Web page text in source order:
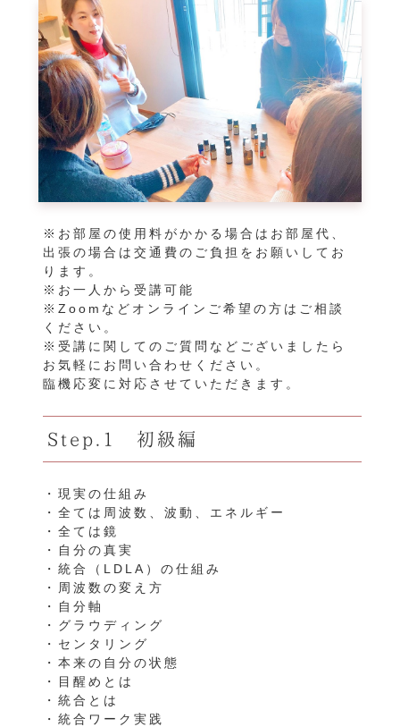
※お部屋の使用料がかかる場合はお部屋代、
出張の場合は交通費のご負担をお願いしてお
ります。
※お一人から受講可能
※Zoomなどオンラインご希望の方はご相談
ください。
※受講に関してのご質問などございましたら
お気軽にお問い合わせください。
臨機応変に対応させていただきます。
Step.1 初級編
・現実の仕組み
・全ては周波数、波動、エネルギー
・全ては鏡
・自分の真実
・統合（LDLA）の仕組み
・周波数の変え方
・自分軸
・グラウディング
・センタリング
・本来の自分の状態
・目醒めとは
・統合とは
・統合ワーク実践